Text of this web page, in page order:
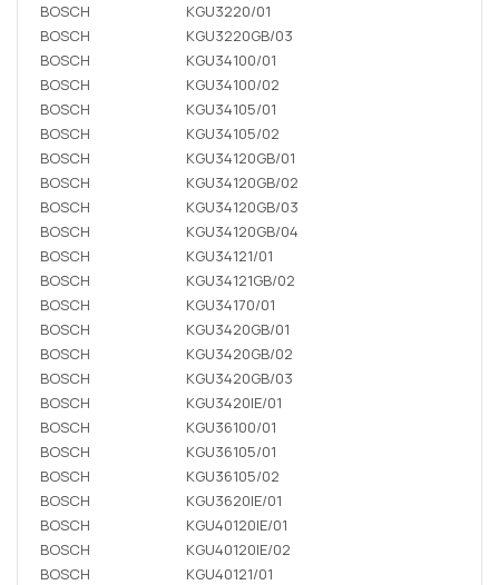
BOSCH
KGU3220/01
BOSCH
KGU3220GB/03
BOSCH
KGU34100/01
BOSCH
KGU34100/02
BOSCH
KGU34105/01
BOSCH
KGU34105/02
BOSCH
KGU34120GB/01
BOSCH
KGU34120GB/02
BOSCH
KGU34120GB/03
BOSCH
KGU34120GB/04
BOSCH
KGU34121/01
BOSCH
KGU34121GB/02
BOSCH
KGU34170/01
BOSCH
KGU3420GB/01
BOSCH
KGU3420GB/02
BOSCH
KGU3420GB/03
BOSCH
KGU3420IE/01
BOSCH
KGU36100/01
BOSCH
KGU36105/01
BOSCH
KGU36105/02
BOSCH
KGU3620IE/01
BOSCH
KGU40120IE/01
BOSCH
KGU40120IE/02
BOSCH
KGU40121/01